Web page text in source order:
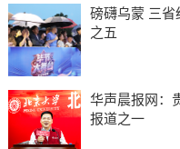
磅礴乌蒙 三
之五
华声晨报网：
报道之一